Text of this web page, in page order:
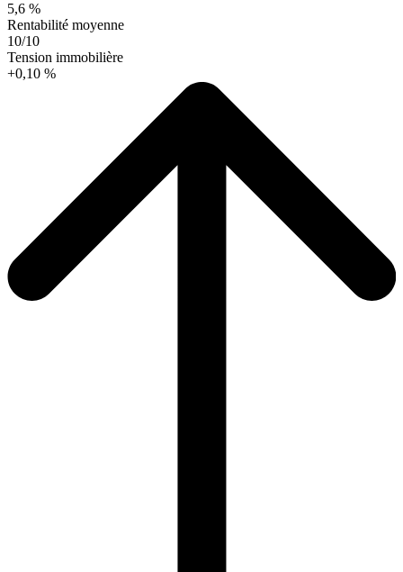
5,6 %
Rentabilité moyenne
10/10
Tension immobilière
+0,10 %